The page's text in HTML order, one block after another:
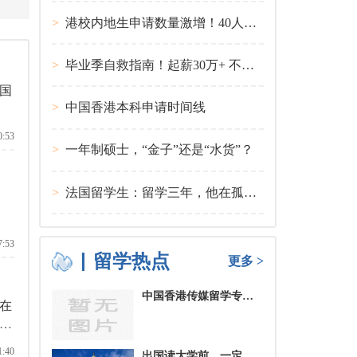
> 港校内地生申请数量激增！40人抢1学位？
> 毕业季自救指南！起薪30万+ 不愧是00后都偏爱的留学国家TOP1
> 中国香港本科申请时间线
> 一年制硕士，“金子”还是“水货”？
> 法国留学生：留学三年，他在孤独中找到内心的力量
留学热点 更多 >
中国香港传媒留学专业分类及申请要求